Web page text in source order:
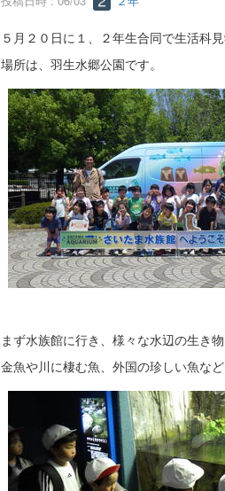
５月２０日に１、２年生合同で生活科見
場所は、羽生水郷公園です。
まず水族館に行き、様々な水辺の生き物
金魚や川に棲む魚、外国の珍しい魚な